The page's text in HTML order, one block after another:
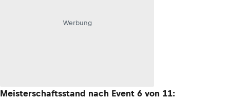
Werbung
Meisterschaftsstand nach Event 6 von 11: